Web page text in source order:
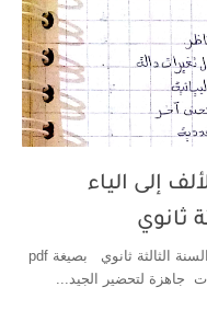
إلى الياء
ثانوي
ملخص الدوال العددية من الألف إلى الياء السنة الثالثة ثانوي بصيغة pdf
جاهزة لتحضير الجيد...